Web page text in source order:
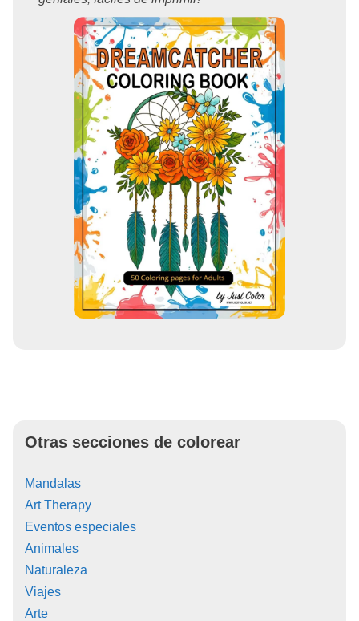
Otras secciones de colorear
Mandalas
Art Therapy
Eventos especiales
Animales
Naturaleza
Viajes
Arte